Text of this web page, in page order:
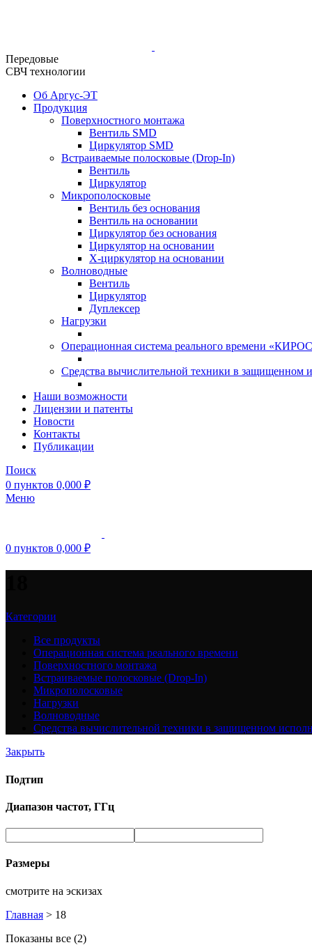
Передовые
СВЧ технологии
Об Аргус-ЭТ
Продукция
Поверхностного монтажа
Вентиль SMD
Циркулятор SMD
Встраиваемые полосковые (Drop-In)
Вентиль
Циркулятор
Микрополосковые
Вентиль без основания
Вентиль на основании
Циркулятор без основания
Циркулятор на основании
Х-циркулятор на основании
Волноводные
Вентиль
Циркулятор
Дуплексер
Нагрузки
Операционная система реального времени
Средства вычислительной техники в защищенном
Наши возможности
Лицензии и патенты
Новости
Контакты
Публикации
Поиск
0 пунктов 0,000 ₽
Меню
0 пунктов 0,000 ₽
Категории
Все продукты
Операционная система реального времени
Поверхностного монтажа
Встраиваемые полосковые (Drop-In)
Микрополосковые
Нагрузки
Волноводные
Средства вычислительной техники в защищенном
Закрыть
Подтип
Диапазон частот, ГГц
Размеры
смотрите на эскизах
Главная > 18
Показаны все (2)